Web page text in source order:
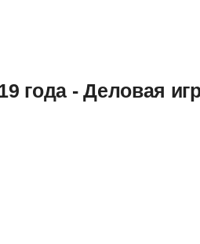
года - Деловая